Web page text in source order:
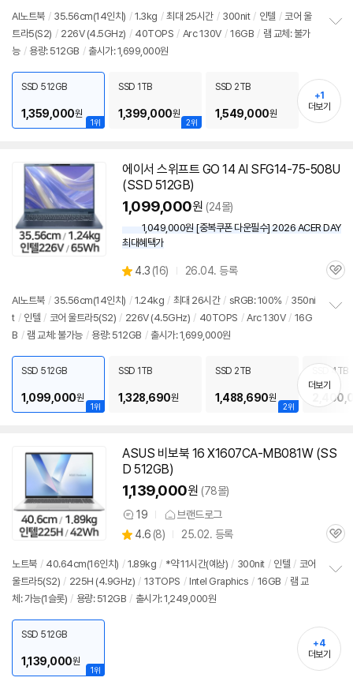
AI노트북 / 35.56cm(14인치) / 1.3kg / 최대 25시간 / 300nit / 인텔 / 코어 울
트라5(S2) / 226V (4.5GHz) / 40TOPS / Arc 130V / 16GB / 램 교체: 불가
능 / 용량: 512GB / 출시가: 1,699,000원
기
1위
SSD 512GB
1,359,000원
2위
SSD 1TB
1,399,000원
SSD 2TB
1,549,000원
+1
더보기
에이서 스위프트 GO 14 AI SFG14-75-508U
(SSD 512GB)
1,099,000원 (24몰)
1,049,000원 [중복쿠폰 다운필수] 2026 ACER DAY
최대혜택가
별
점
4.3 (상
리
뷰
16) 26.04. 등록
관
AI노트북 / 35.56cm(14인치) / 1.24kg / 최대 26시간 / sRGB: 100% / 350ni
t / 인텔 / 코어 울트라5(S2) / 226V (4.5GHz) / 40TOPS / Arc 130V / 16G
B / 램 교체: 불가능 / 용량: 512GB / 출시가: 1,699,000원
치
기
1위
SSD 512GB
1,099,000원
SSD 1TB
1,328,690원
2위
SSD 2TB
1,488,690원
SSD 4TB
더보기
ASUS 비보북 16 X1607CA-MB081W (SS
D 512GB)
1,139,000원 (78몰)
상
품
견
19 브랜드로그
별
점
4.6 (상
리
뷰
8) 25.02. 등록
관
노트북 / 40.64cm(16인치) / 1.89kg / *약 11시간(예상) / 300nit / 인텔 / 코어
울트라5(S2) / 225H (4.9GHz) / 13TOPS / Intel Graphics / 16GB / 램 교
체: 가능(1슬롯) / 용량: 512GB / 출시가: 1,249,000원
기
1위
SSD 512GB
1,139,000원
+4
더보기